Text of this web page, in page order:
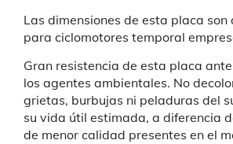
Las dimensiones de esta placa
para ciclomotores temporal
Gran resistencia de esta placa
los agentes ambientales. No
grietas, burbujas ni peladuras del
su vida útil estimada, a diferencia
de menor calidad presentes en el